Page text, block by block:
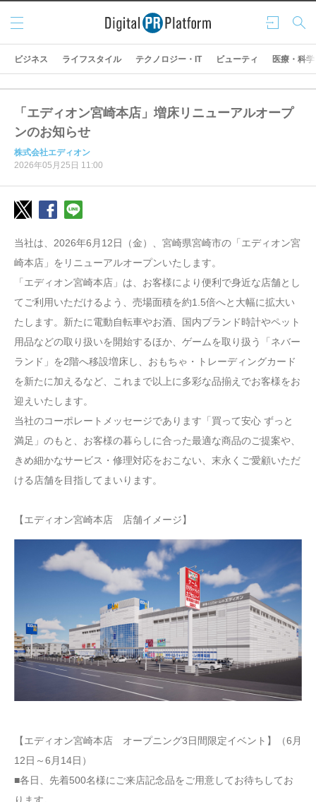
ログ
イン
検索
メニ
ュー
ビジネス ライフスタイル テクノロジー・IT ビューティ 医療・科学
「エディオン宮崎本店」増床リニューアルオープ
ンのお知らせ
株式会社エディオン
2026年05月25日 11:00
当社は、2026年6月12日（金）、宮崎県宮崎市の「エディオン宮
崎本店」をリニューアルオープンいたします。
「エディオン宮崎本店」は、お客様により便利で身近な店舗とし
てご利用いただけるよう、売場面積を約1.5倍へと大幅に拡大い
たします。新たに電動自転車やお酒、国内ブランド時計やペット
用品などの取り扱いを開始するほか、ゲームを取り扱う「ネバー
ランド」を2階へ移設増床し、おもちゃ・トレーディングカード
を新たに加えるなど、これまで以上に多彩な品揃えでお客様をお
迎えいたします。
当社のコーポレートメッセージであります「買って安心 ずっと
満足」のもと、お客様の暮らしに合った最適な商品のご提案や、
きめ細かなサービス・修理対応をおこない、末永くご愛顧いただ
ける店舗を目指してまいります。
【エディオン宮崎本店 店舗イメージ】
【エディオン宮崎本店 オープニング3日間限定イベント】（6月
12日～6月14日）
■各日、先着500名様にご来店記念品をご用意してお待ちしてお
ります。